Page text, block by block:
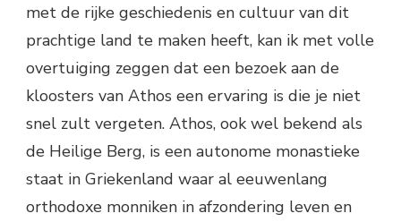
met de rijke geschiedenis en cultuur van dit
prachtige land te maken heeft, kan ik met volle
overtuiging zeggen dat een bezoek aan de
kloosters van Athos een ervaring is die je niet
snel zult vergeten. Athos, ook wel bekend als
de Heilige Berg, is een autonome monastieke
staat in Griekenland waar al eeuwenlang
orthodoxe monniken in afzondering leven en